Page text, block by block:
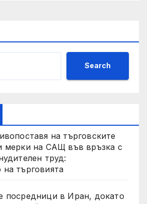
Search
на търговските
мерки на САЩ във връзка с
труд:
търговията
посредници в Иран, докато